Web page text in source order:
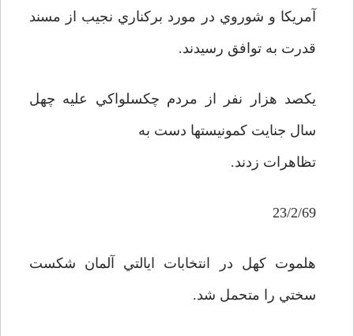
آمريکا و شوروي در مورد برکناري نجيب از مسند
قدرت به توافق رسيدند.
يکصد هزار نفر از مردم چکسلواکي عليه چهل
سال جنايت کمونيستها دست به
تظاهرات زدند.
23/2/69
هلموت کهل در انتخابات ايالتي آلمان شکست
سختي را متحمل شد.